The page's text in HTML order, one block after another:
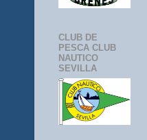
CLUB DE
PESCA CLUB
NAUTICO
SEVILLA